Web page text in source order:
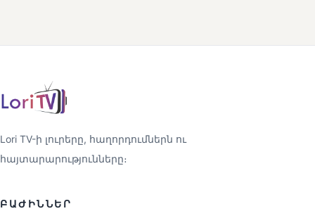
Lori TV-ի լուրերը, հաղորդումներն ու
հայտարարությունները։
ԲԱԺԻՆՆԵՐ